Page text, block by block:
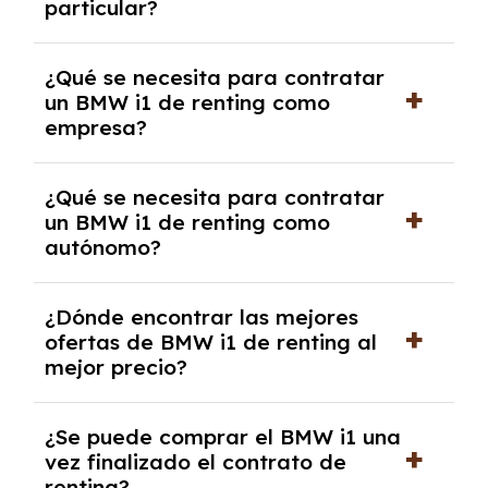
las condiciones del contrato y hablar con un
experto que te asesore.
particular?
y, en algunos casos, una consulta de solvencia
crediticia y un pago inicial.
¿Qué se necesita para contratar
un BMW i1 de renting como
empresa?
documentación financiera y, en algunos
casos, un informe de solvencia de la empresa
y un pago inicial.
¿Qué se necesita para contratar
un BMW i1 de renting como
autónomo?
autónomos, justificante de ingresos y, en
algunos casos, un informe fiscal y un pago
inicial.
¿Dónde encontrar las mejores
ofertas de BMW i1 de renting al
mejor precio?
mejores ofertas de vehículos de renting con
todos los gastos incluidos y sin pagar
¿Se puede comprar el BMW i1 una
vez finalizado el contrato de